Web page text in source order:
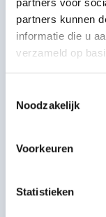
partners voor
partners kunnen
informatie die u
verzameld op
Noodzakelijk
Voorkeuren
Statistieken
Bel
1765 in